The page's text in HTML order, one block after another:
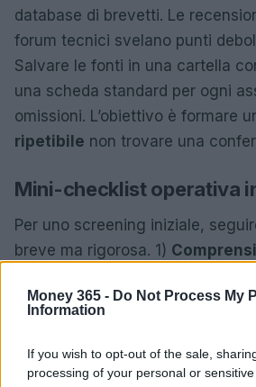
Money 365 - Do Not Process My
Information
If you wish to opt-out of the sale,
processing of your personal or
database di brevetti. Le
forum tecnici svelano punti
Salvare le fonti in una cartella
una scheda standard per ogni
omissioni. L’obiettivo è formare
ripetibile non trovare una
Mini-checklist operativa
Per uno screening iniziale,
breve ma rigorosa. 1)
incassa. 2)Qualità dei ricavi
gross margin, EBITDA margin e
ultimi tre anni. 4)Cashflusso di